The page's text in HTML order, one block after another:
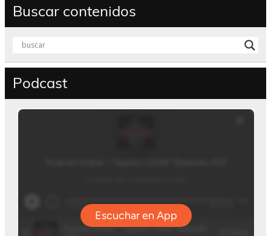
Buscar contenidos
Podcast